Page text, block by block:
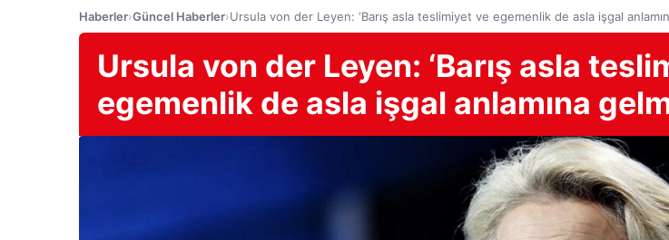
Haberler›Güncel Haberler›Ursula von der Leyen: ‘Barış asla teslimiyet ve egemenlik de asla işgal
Ursula von der Leyen: ‘Barış asla
egemenlik de asla işgal anlamına